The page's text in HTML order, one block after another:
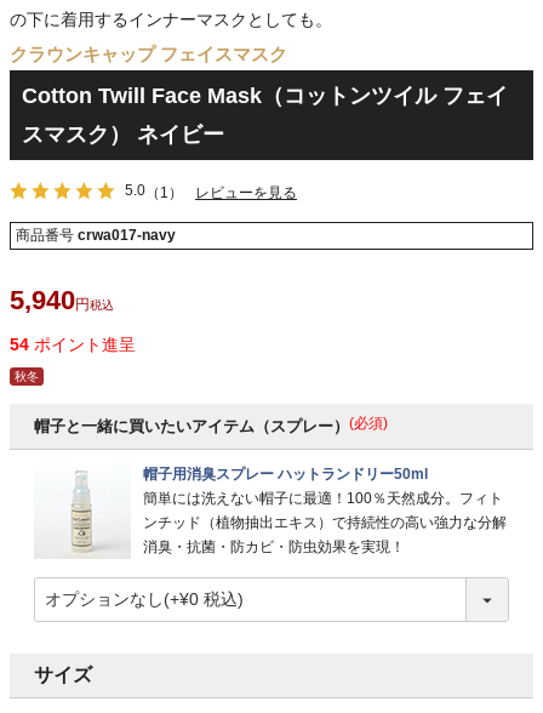
の下に着用するインナーマスクとしても。
クラウンキャップ フェイスマスク
Cotton Twill Face Mask（コットンツイル フェイ
スマスク） ネイビー
5.0 （1） レビューを見る
商品番号 crwa017-navy
5,940 税込
54 ポイント進呈
秋冬
帽子と一緒に買いたいアイテム（スプレー） (必須)
帽子用消臭スプレー ハットランドリー50ml
簡単には洗えない帽子に最適！100％天然成分。フィト
ンチッド（植物抽出エキス）で持続性の高い強力な分解
消臭・抗菌・防カビ・防虫効果を実現！
サイズ